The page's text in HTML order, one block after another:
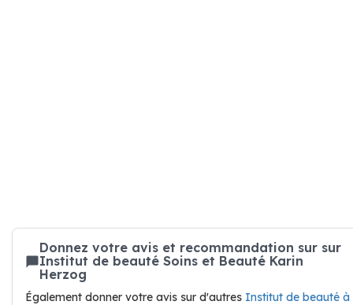
Donnez votre avis et recommandation sur sur
Institut de beauté Soins et Beauté Karin
Herzog
Également donner votre avis sur d'autres Institut de beauté à